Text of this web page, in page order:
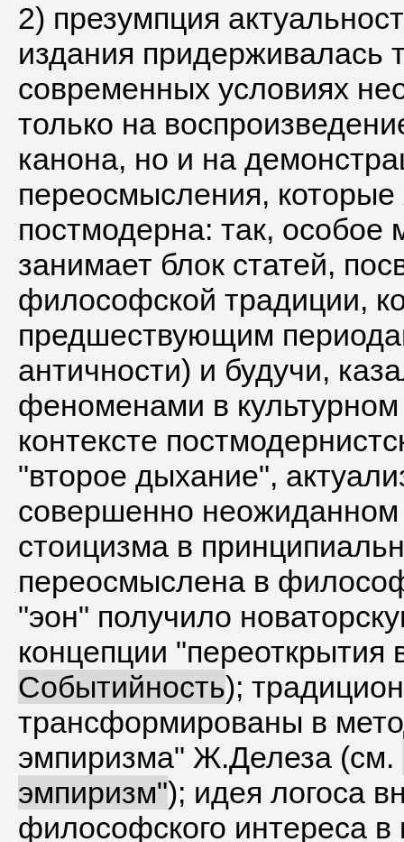
2) презумпция
издания придерживалась
современных условиях
только на
канона, но и на
переосмысления,
постмодерна: так, особое
занимает блок статей,
философской традиции,
предшествующим
античности) и будучи,
феноменами в
контексте
"второе дыхание",
совершенно
стоицизма в
переосмыслена в
"эон" получило
концепции
Событийность);
трансформированы в
эмпиризма" Ж.Делеза (см.
эмпиризм"); идея логоса
философского интереса в